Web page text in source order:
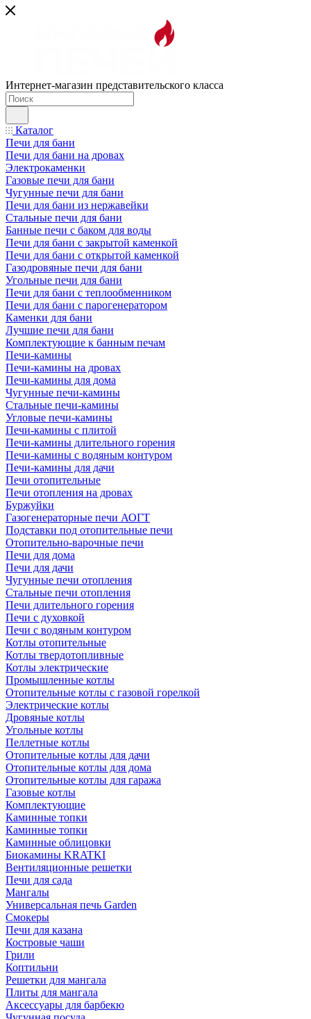
Интернет-магазин представительского класса
Каталог
Печи для бани
Печи для бани на дровах
Электрокаменки
Газовые печи для бани
Чугунные печи для бани
Печи для бани из нержавейки
Стальные печи для бани
Банные печи с баком для воды
Печи для бани с закрытой каменкой
Печи для бани с открытой каменкой
Газодровяные печи для бани
Угольные печи для бани
Печи для бани с теплообменником
Печи для бани с парогенератором
Каменки для бани
Лучшие печи для бани
Комплектующие к банным печам
Печи-камины
Печи-камины на дровах
Печи-камины для дома
Чугунные печи-камины
Стальные печи-камины
Угловые печи-камины
Печи-камины с плитой
Печи-камины длительного горения
Печи-камины с водяным контуром
Печи-камины для дачи
Печи отопительные
Печи отопления на дровах
Буржуйки
Газогенераторные печи АОГТ
Подставки под отопительные печи
Отопительно-варочные печи
Печи для дома
Печи для дачи
Чугунные печи отопления
Стальные печи отопления
Печи длительного горения
Печи с духовкой
Печи с водяным контуром
Котлы отопительные
Котлы твердотопливные
Котлы электрические
Промышленные котлы
Отопительные котлы с газовой горелкой
Электрические котлы
Дровяные котлы
Угольные котлы
Пеллетные котлы
Отопительные котлы для дачи
Отопительные котлы для дома
Отопительные котлы для гаража
Газовые котлы
Комплектующие
Каминные топки
Каминные топки
Каминные облицовки
Биокамины KRATKI
Вентиляционные решетки
Печи для сада
Мангалы
Универсальная печь Garden
Смокеры
Печи для казана
Костровые чаши
Грили
Коптильни
Решетки для мангала
Плиты для мангала
Аксессуары для барбекю